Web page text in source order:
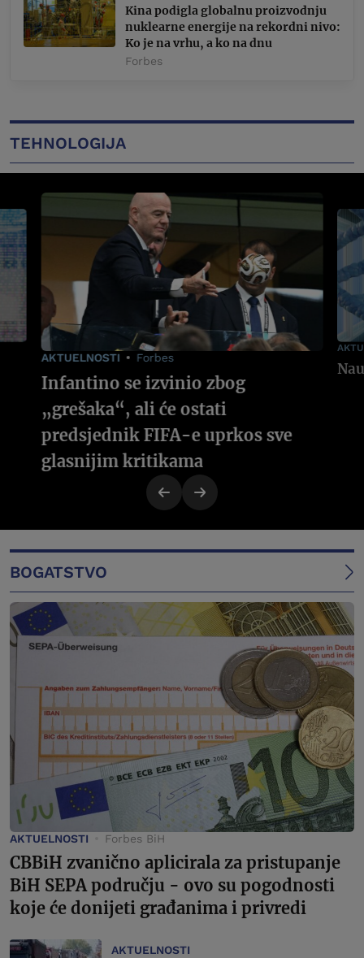
Kina podigla globalnu proizvodnju
nuklearne energije na rekordni nivo:
Ko je na vrhu, a ko na dnu
Forbes
TEHNOLOGIJA
AKTUELNOSTI Forbes
Infantino se izvinio zbog
„grešaka“, ali će ostati
predsjednik FIFA-e uprkos sve
glasnijim kritikama
BOGATSTVO
AKTUELNOSTI Forbes BiH
CBBiH zvanično aplicirala za pristupanje
BiH SEPA području - ovo su pogodnosti
koje će donijeti građanima i privredi
AKTUELNOSTI